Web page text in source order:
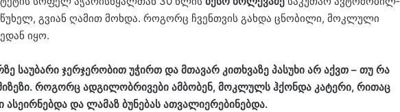
წუ­ხელ, გვი­ან ღა­მით მოხ­და. რო­გორც ჩვენ­თვის გახ­და ცნო­ბი­ლი, მოკ­ლუ­ლი
იყო.
სა­უ­ბა­რი ჯერ­ჯე­რო­ბით უჭირთ და მთა­ვარ კი­თხვა­ზე პა­სუ­ხი არ აქვთ – თუ რა
რო­გორც ად­გი­ლობ­რი­ვე­ბი ამ­ბო­ბენ, მოკ­ლულს ჰქონ­და კა­ტე­რი, რი­თაც
ასე­ირ­ნებ­და და ლა­მაზ ბუ­ნე­ბას ათ­ვა­ლი­ე­რე­ბი­ნებ­და.